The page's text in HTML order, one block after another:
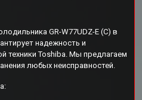
GR-W77UDZ-E (C) в
надежность и
техники Toshiba. Мы предлагаем
любых неисправностей.